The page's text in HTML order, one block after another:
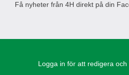
Få nyheter från 4H direkt på din
Logga in för att redigera och